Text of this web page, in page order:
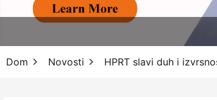
Dom Novosti HPRT slavi duh i